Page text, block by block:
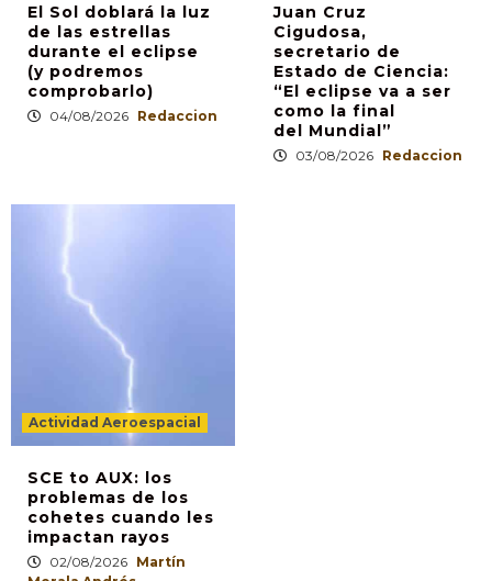
El Sol doblará la luz
de las estrellas
durante el eclipse
(y podremos
comprobarlo)
04/08/2026 Redaccion
Juan Cruz
Cigudosa,
secretario de
Estado de Ciencia:
“El eclipse va a ser
como la final
del Mundial”
03/08/2026 Redaccion
Actividad Aeroespacial
SCE to AUX: los
problemas de los
cohetes cuando les
impactan rayos
02/08/2026 Martín